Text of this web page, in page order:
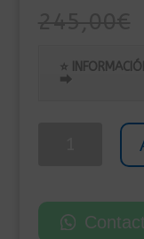
⭐
⮕
Sillones
para